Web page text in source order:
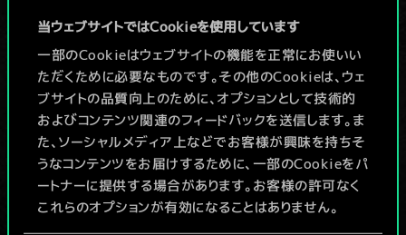
当ウェブサイトではCookieを使用しています
一部のCookieはウェブサイトの機能を正常にお使いい
ただくために必要なものです。その他のCookieは、ウェ
ブサイトの品質向上のために、オプションとして技術的
およびコンテンツ関連のフィードバックを送信します。ま
た、ソーシャルメディア上などでお客様が興味を持ちそ
うなコンテンツをお届けするために、一部のCookieをパ
ートナーに提供する場合があります。お客様の許可なく
これらのオプションが有効になることはありません。
りませんが、
続々追加中！
デッキ名入力＆ガイドを作成
デッキを編集